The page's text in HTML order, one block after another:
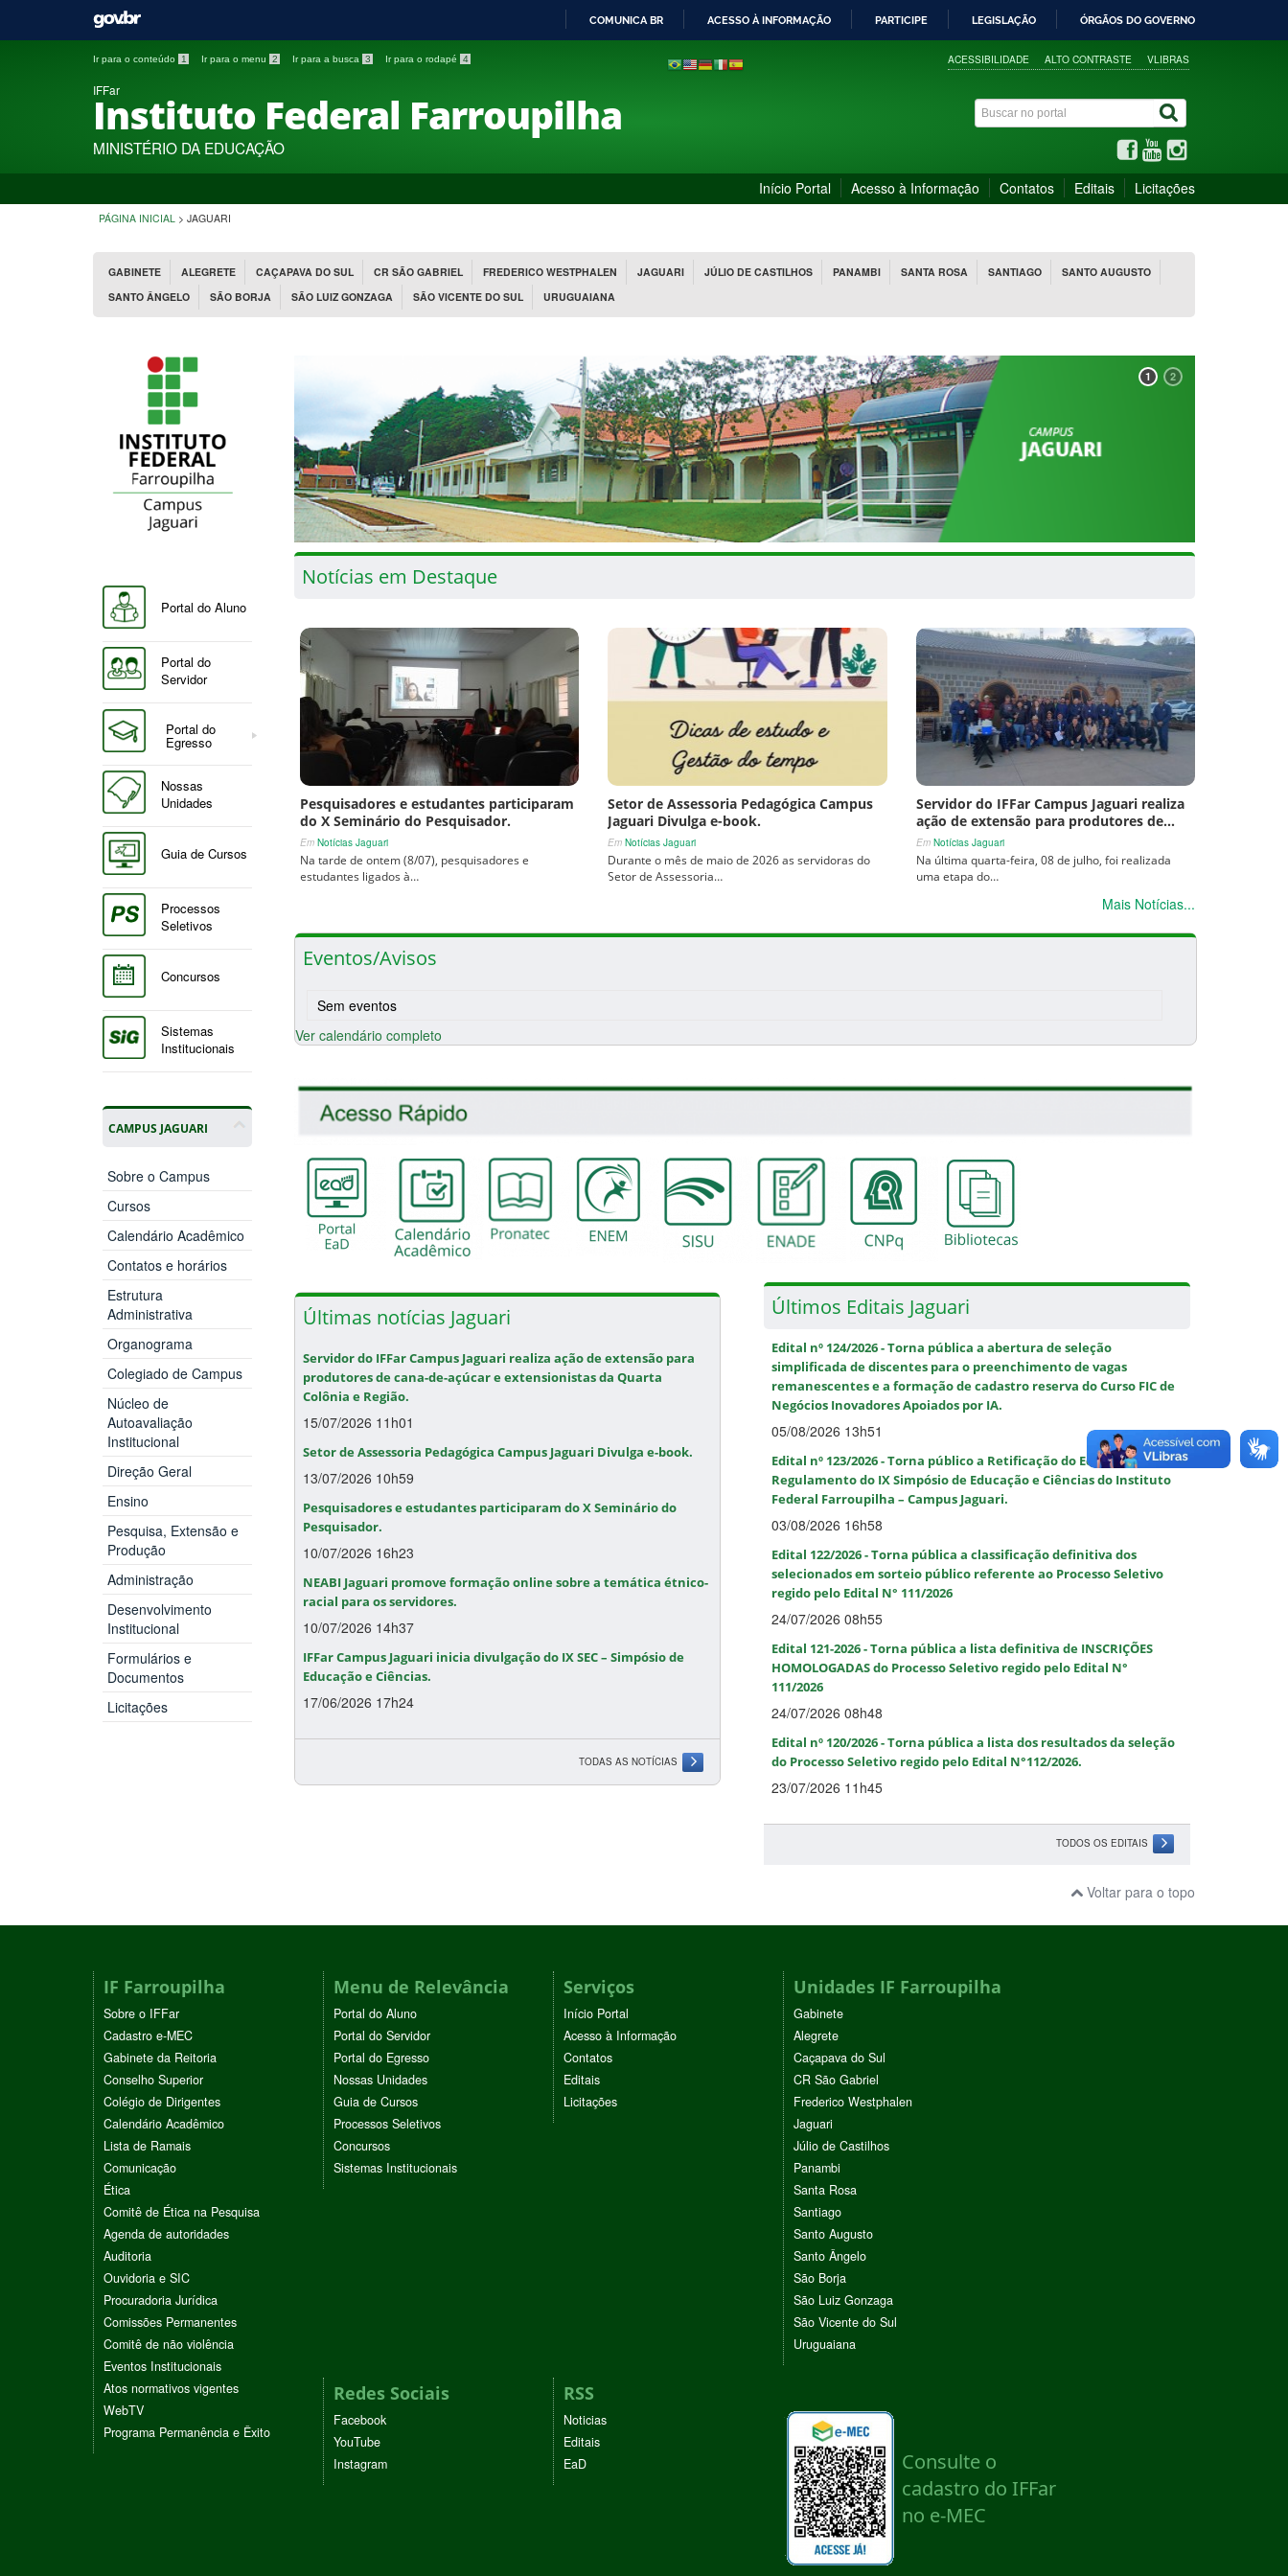
PARA
COMUNICA BR ACESSO À INFORMAÇÃO PARTICIPE LEGISLAÇÃO ÓRGÃOS DO GOVERNO
Ir para o conteúdo 1 Ir para o menu 2 Ir para a busca 3 Ir para o rodapé 4 ACESSIBILIDADE ALTO CONTRASTE VLIBRAS
IFFar
Instituto Federal Farroupilha
MINISTÉRIO DA EDUCAÇÃO
Início Portal Acesso à Informação Contatos Editais Licitações
PÁGINA INICIAL > JAGUARI
GABINETE ALEGRETE CAÇAPAVA DO SUL CR SÃO GABRIEL FREDERICO WESTPHALEN JAGUARI JÚLIO DE CASTILHOS PANAMBI SANTA ROSA SANTIAGO
SANTO AUGUSTO
SANTO ÂNGELO
SÃO BORJA SÃO LUIZ GONZAGA SÃO VICENTE DO SUL URUGUAIANA
Portal do Aluno
Portal do
Servidor
Portal do
Egresso
Nossas
Unidades
Guia de Cursos
Processos
Seletivos
Concursos
Sistemas
Institucionais
CAMPUS JAGUARI
Sobre o Campus
Cursos
Calendário Acadêmico
Contatos e horários
Estrutura
Administrativa
Organograma
Colegiado de Campus
Núcleo de
Autoavaliação
Institucional
Direção Geral
Ensino
Pesquisa, Extensão e
Produção
Administração
Desenvolvimento
Institucional
Formulários e
Documentos
Licitações
1 2
Notícias em Destaque
Servidor do IFFar Campus Jaguari realiza
ação de extensão para produtores de…
Em Notícias Jaguari
Na última quarta-feira, 08 de julho, foi realizada
uma etapa do…
Setor de Assessoria Pedagógica Campus
Jaguari Divulga e-book.
EmNotícias Jaguari
Durante o mês de maio de 2026 as servidoras do
Setor de Assessoria…
Pesquisadores e estudantes participaram
do X Seminário do Pesquisador.
Em Notícias Jaguari
Na tarde de ontem (8/07), pesquisadores e
estudantes ligados à…
Mais Notícias...
Eventos/Avisos
Sem eventos
Ver calendário completo
Últimas notícias Jaguari
Servidor do IFFar Campus Jaguari realiza ação de extensão para
produtores de cana-de-açúcar e extensionistas da Quarta
Colônia e Região.
15/07/2026 11h01
Setor de Assessoria Pedagógica Campus Jaguari Divulga e-book.
13/07/2026 10h59
Pesquisadores e estudantes participaram do X Seminário do
Pesquisador.
10/07/2026 16h23
NEABI Jaguari promove formação online sobre a temática étnico-
racial para os servidores.
10/07/2026 14h37
IFFar Campus Jaguari inicia divulgação do IX SEC – Simpósio de
Educação e Ciências.
17/06/2026 17h24
TODAS AS NOTÍCIAS
Últimos Editais Jaguari
Edital nº 124/2026 - Torna pública a abertura de seleção
simplificada de discentes para o preenchimento de vagas
remanescentes e a formação de cadastro reserva do Curso FIC de
Negócios Inovadores Apoiados por IA.
05/08/2026 13h51
Edital nº 123/2026 - Torna público a Retificação do Edital 105/2026 -
Regulamento do IX Simpósio de Educação e Ciências do Instituto
Federal Farroupilha – Campus Jaguari.
03/08/2026 16h58
Edital 122/2026 - Torna pública a classificação definitiva dos
selecionados em sorteio público referente ao Processo Seletivo
regido pelo Edital N° 111/2026
24/07/2026 08h55
Edital 121-2026 - Torna pública a lista definitiva de INSCRIÇÕES
HOMOLOGADAS do Processo Seletivo regido pelo Edital N°
111/2026
24/07/2026 08h48
Edital nº 120/2026 - Torna pública a lista dos resultados da seleção
do Processo Seletivo regido pelo Edital N°112/2026.
23/07/2026 11h45
TODOS OS EDITAIS
Voltar para o topo
IF Farroupilha
Sobre o IFFar
Cadastro e-MEC
Gabinete da Reitoria
Conselho Superior
Colégio de Dirigentes
Calendário Acadêmico
Lista de Ramais
Comunicação
Ética
Comitê de Ética na Pesquisa
Agenda de autoridades
Auditoria
Ouvidoria e SIC
Procuradoria Jurídica
Comissões Permanentes
Comitê de não violência
Eventos Institucionais
Atos normativos vigentes
WebTV
Programa Permanência e Êxito
Menu de Relevância
Portal do Aluno
Portal do Servidor
Portal do Egresso
Nossas Unidades
Guia de Cursos
Processos Seletivos
Concursos
Sistemas Institucionais
Serviços
Início Portal
Acesso à Informação
Contatos
Editais
Licitações
Unidades IF Farroupilha
Gabinete
Alegrete
Caçapava do Sul
CR São Gabriel
Frederico Westphalen
Jaguari
Júlio de Castilhos
Panambi
Santa Rosa
Santiago
Santo Augusto
Santo Ângelo
São Borja
São Luiz Gonzaga
São Vicente do Sul
Uruguaiana
Redes Sociais
Facebook
YouTube
Instagram
RSS
Noticias
Editais
EaD